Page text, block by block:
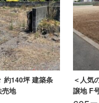
約140坪 建築条
売地
＜人気
譲地 F